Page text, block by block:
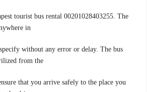
tourist bus rental 00201028403255. The
in
without any error or delay. The bus
from the
that you arrive safely to the place you